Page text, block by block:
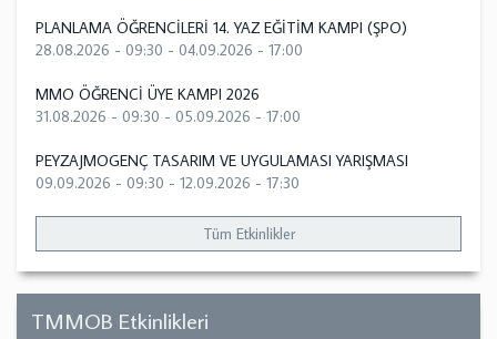
PLANLAMA ÖĞRENCİLERİ 14. YAZ EĞİTİM KAMPI (ŞPO)
28.08.2026 - 09:30 - 04.09.2026 - 17:00
MMO ÖĞRENCİ ÜYE KAMPI 2026
31.08.2026 - 09:30 - 05.09.2026 - 17:00
PEYZAJMOGENÇ TASARIM VE UYGULAMASI YARIŞMASI
09.09.2026 - 09:30 - 12.09.2026 - 17:30
Tüm Etkinlikler
TMMOB Etkinlikleri